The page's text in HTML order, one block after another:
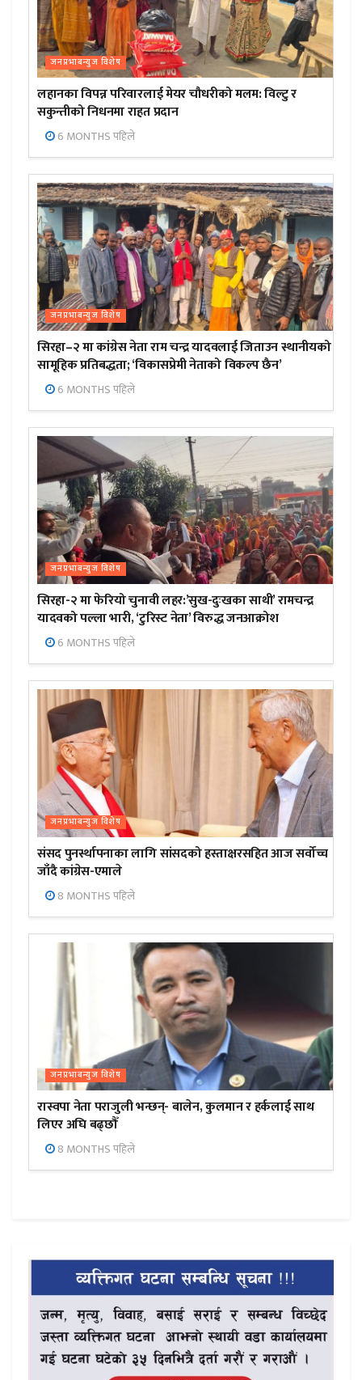
जनप्रभाबन्युज विशेष
लहानका विपन्न परिवारलाई मेयर चौधरीको मलम: विल्टु र
सकुन्तीको निधनमा राहत प्रदान
6 MONTHS पहिले
जनप्रभाबन्युज विशेष
सिरहा–२ मा कांग्रेस नेता राम चन्द्र यादवलाई जिताउन स्थानीयको
सामूहिक प्रतिबद्धता; ‘विकासप्रेमी नेताको विकल्प छैन’
6 MONTHS पहिले
जनप्रभाबन्युज विशेष
सिरहा-२ मा फेरियो चुनावी लहर:’सुख-दुःखका साथी’ रामचन्द्र
यादवको पल्ला भारी, ‘टुरिस्ट नेता’ विरुद्ध जनआक्रोश
6 MONTHS पहिले
जनप्रभाबन्युज विशेष
संसद पुनर्स्थापनाका लागि सांसदको हस्ताक्षरसहित आज सर्वोच्च
जाँदै कांग्रेस-एमाले
8 MONTHS पहिले
जनप्रभाबन्युज विशेष
रास्वपा नेता पराजुली भन्छन्- बालेन, कुलमान र हर्कलाई साथ
लिएर अघि बढ्छौँ
8 MONTHS पहिले